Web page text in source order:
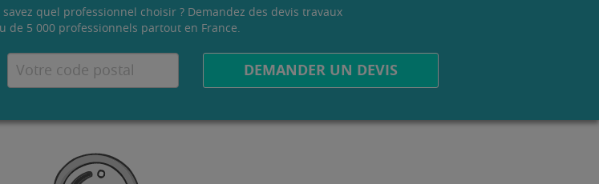
quel professionnel choisir ? Demandez des devis travaux
de 5 000 professionnels partout en France.
DEMANDER UN DEVIS